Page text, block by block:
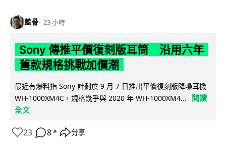
藍骨 23 小時
Sony 傳推平價復刻版耳筒 沿用六年
舊款規格挑戰加價潮
最近有爆料指 Sony 計劃於 9 月 7 日推出平價復刻版降噪耳機
WH-1000XM4C，規格幾乎與 2020 年 WH-1000XM4...
閱讀
全文
23 8 ↗ 分享